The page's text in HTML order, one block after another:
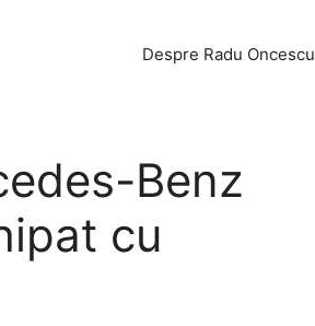
Despre Radu Oncescu
Benz
cu